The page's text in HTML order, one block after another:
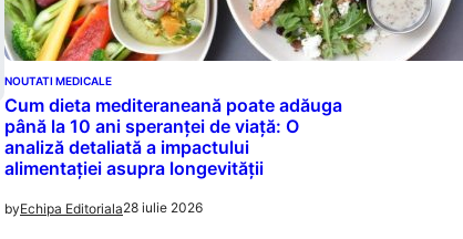
NOUTATI MEDICALE
Cum dieta mediteraneană poate adăuga
până la 10 ani speranței de viață: O
analiză detaliată a impactului
alimentației asupra longevității
byEchipa Editoriala28 iulie 2026